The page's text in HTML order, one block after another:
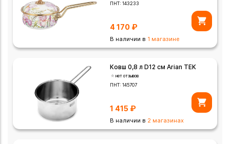
ПНТ:143233
4 170 ₽
В наличии в 1 магазине
Ковш 0,8 л D12 см Arian TEK
нет отзывов
ПНТ:145707
1 415 ₽
В наличии в 2 магазинах